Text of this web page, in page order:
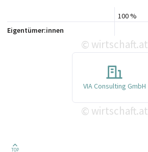
100 %
Eigentümer:innen
© wirtschaft.at
VIA Consulting GmbH
© wirtschaft.at
TOP